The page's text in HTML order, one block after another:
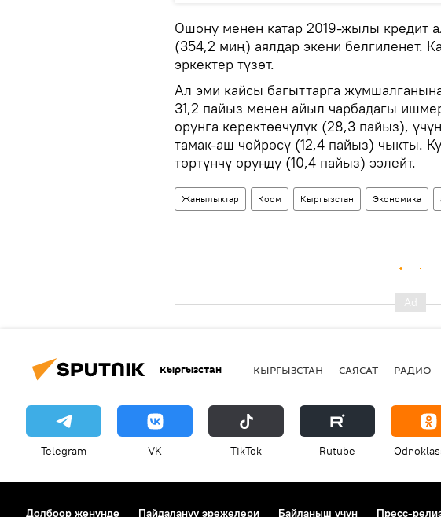
Ошону менен катар 2019-жылы кредит
(354,2 миң) аялдар экени белгиленет.
эркектер түзөт.
Ал эми кайсы багыттарга
31,2 пайыз менен айыл чарбадагы
орунга керектөөчүлүк (28,3 пайыз),
тамак-аш чөйрөсү (12,4 пайыз) чыкты.
төртүнчү орунду (10,4 пайыз) ээлейт.
Жаңылыктар Коом Кыргызстан Экономика
Кыргызстан КЫРГЫЗСТАН САЯСАТ РАДИО
Telegram VK ТikТоk Rutube
Долбоор жөнүндө Пайдалануу эрежелери Байланыш үчүн Пресс-